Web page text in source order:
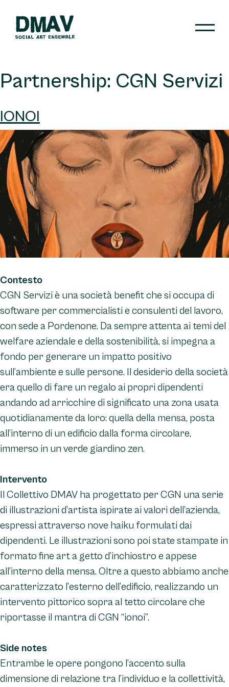
content
Partnership: CGN Servizi
IONOI
Contesto
CGN Servizi è una società benefit che si occupa di
software per commercialisti e consulenti del lavoro,
con sede a Pordenone. Da sempre attenta ai temi del
welfare aziendale e della sostenibilità, si impegna a
fondo per generare un impatto positivo
sull’ambiente e sulle persone. Il desiderio della società
era quello di fare un regalo ai propri dipendenti
andando ad arricchire di significato una zona usata
quotidianamente da loro: quella della mensa, posta
all’interno di un edificio dalla forma circolare,
immerso in un verde giardino zen.
Intervento
Il Collettivo DMAV ha progettato per CGN una serie
di illustrazioni d’artista ispirate ai valori dell’azienda,
espressi attraverso nove haiku formulati dai
dipendenti. Le illustrazioni sono poi state stampate in
formato fine art a getto d’inchiostro e appese
all’interno della mensa. Oltre a questo abbiamo anche
caratterizzato l’esterno dell’edificio, realizzando un
intervento pittorico sopra al tetto circolare che
riportasse il mantra di CGN “ionoi”.
Side notes
Entrambe le opere pongono l’accento sulla
dimensione di relazione tra l’individuo e la collettività,